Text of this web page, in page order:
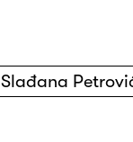
Slađana